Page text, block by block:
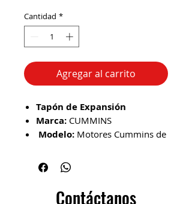
Cantidad *
Agregar al carrito
Tapón de Expansión
Marca: CUMMINS
Modelo: Motores Cummins de
No. de Parte:
Ancho:8.00 (pulgadas)
Altura: 8.00 (pulgadas)
Contáctanos